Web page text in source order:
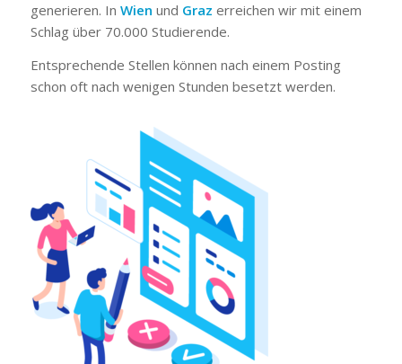
generieren. In Wien und Graz erreichen wir mit einem
Schlag über 70.000 Studierende.
Entsprechende Stellen können nach einem Posting
schon oft nach wenigen Stunden besetzt werden.